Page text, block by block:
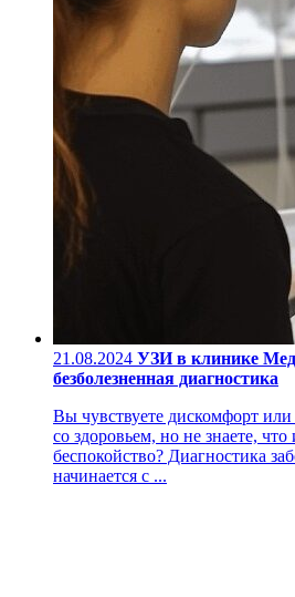
21.08.2024 УЗИ в клинике
безболезненная диагностика
Вы чувствуете дискомфорт или
со здоровьем, но не знаете,
беспокойство? Диагностика
начинается с ...